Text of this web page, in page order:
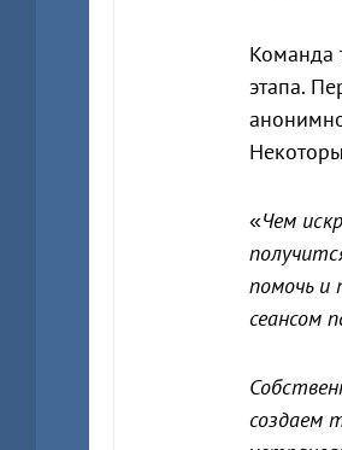
Команда
этапа.
«Чем
помочь
сеансом
создаем